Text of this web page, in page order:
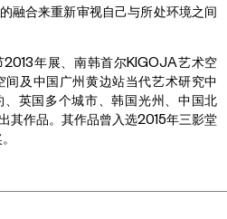
融合来重新审视自己与所处环境之间
2013年展、南韩首尔KIGOJA艺术空
及中国广州黄边站当代艺术研究中
英国多个城市、韩国光州、中国北
其作品。其作品曾入选2015年三影堂